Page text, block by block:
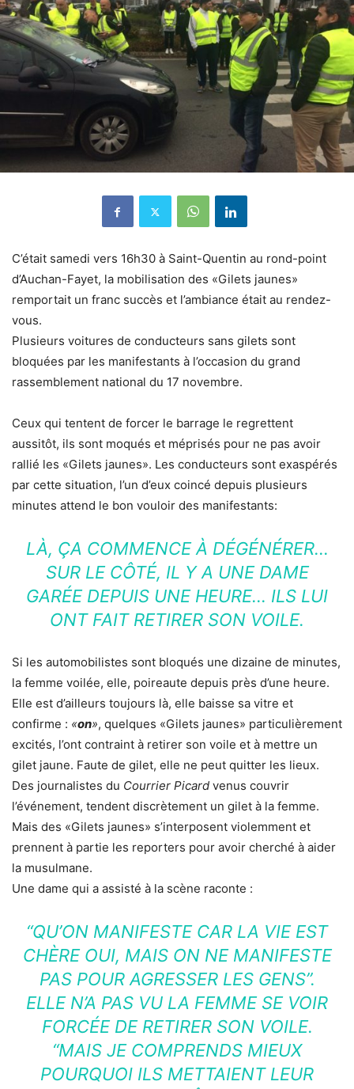
C’était samedi vers 16h30 à Saint-Quentin au rond-point
d’Auchan-Fayet, la mobilisation des «Gilets jaunes»
remportait un franc succès et l’ambiance était au rendez-
vous.
Plusieurs voitures de conducteurs sans gilets sont
bloquées par les manifestants à l’occasion du grand
rassemblement national du 17 novembre.
Ceux qui tentent de forcer le barrage le regrettent
aussitôt, ils sont moqués et méprisés pour ne pas avoir
rallié les «Gilets jaunes». Les conducteurs sont exaspérés
par cette situation, l’un d’eux coincé depuis plusieurs
minutes attend le bon vouloir des manifestants:
LÀ, ÇA COMMENCE À DÉGÉNÉRER…
SUR LE CÔTÉ, IL Y A UNE DAME
GARÉE DEPUIS UNE HEURE… ILS LUI
ONT FAIT RETIRER SON VOILE.
Si les automobilistes sont bloqués une dizaine de minutes,
la femme voilée, elle, poireaute depuis près d’une heure.
Elle est d’ailleurs toujours là, elle baisse sa vitre et
confirme : «on», quelques «Gilets jaunes» particulièrement
excités, l’ont contraint à retirer son voile et à mettre un
gilet jaune. Faute de gilet, elle ne peut quitter les lieux.
Des journalistes du Courrier Picard venus couvrir
l’événement, tendent discrètement un gilet à la femme.
Mais des «Gilets jaunes» s’interposent violemment et
prennent à partie les reporters pour avoir cherché à aider
la musulmane.
Une dame qui a assisté à la scène raconte :
“QU’ON MANIFESTE CAR LA VIE EST
CHÈRE OUI, MAIS ON NE MANIFESTE
PAS POUR AGRESSER LES GENS”.
ELLE N’A PAS VU LA FEMME SE VOIR
FORCÉE DE RETIRER SON VOILE.
“MAIS JE COMPRENDS MIEUX
POURQUOI ILS METTAIENT LEUR